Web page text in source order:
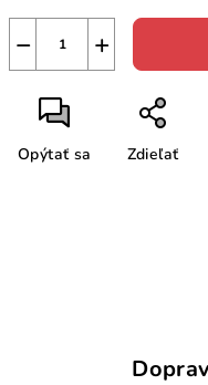
+
−
Opýtať sa Zdieľať